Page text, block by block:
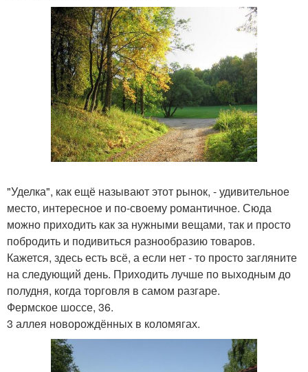
"Уделка", как ещё называют этот рынок, - удивительное
место, интересное и по-своему романтичное. Сюда
можно приходить как за нужными вещами, так и просто
побродить и подивиться разнообразию товаров.
Кажется, здесь есть всё, а если нет - то просто загляните
на следующий день. Приходить лучше по выходным до
полудня, когда торговля в самом разгаре.
Фермское шоссе, 36.
3 аллея новорождённых в коломягах.